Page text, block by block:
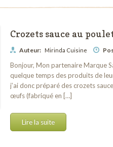
Crozets sauce au
Auteur: Mirinda Cuisine
Bonjour, Mon partenaire Marque
quelque temps des produits de
j’ai donc préparé des crozets
œufs (fabriqué en […]
Lire la suite